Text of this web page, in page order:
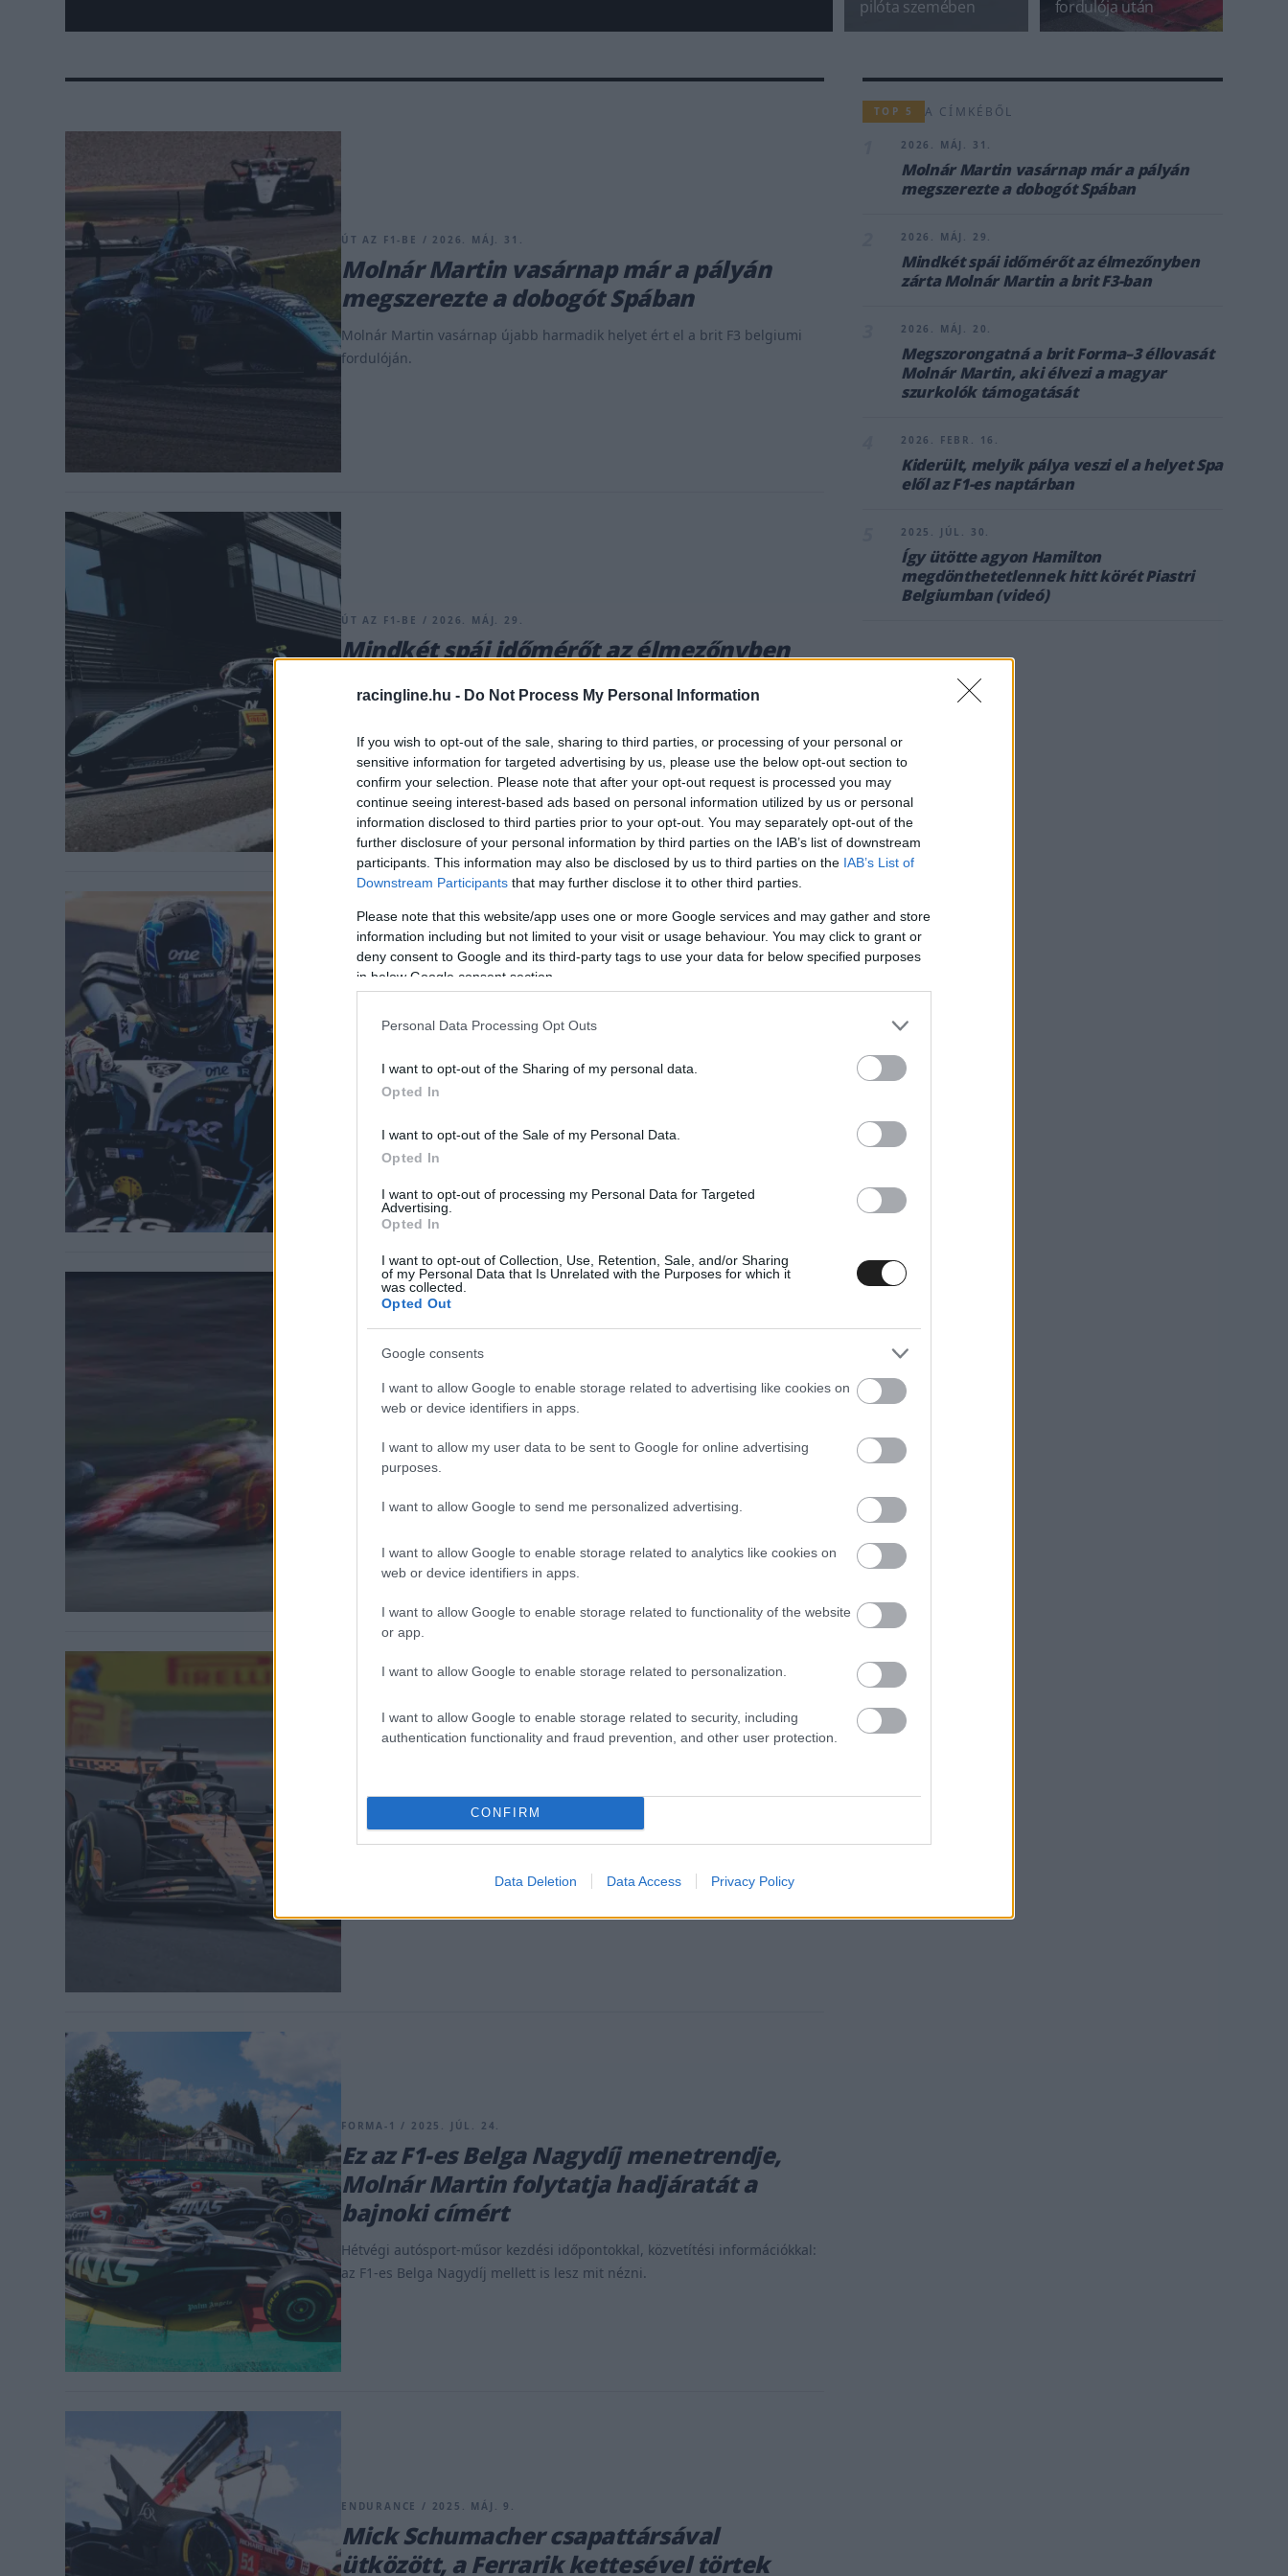
racingline.hu - Do Not Process My Personal Information
If you wish to opt-out of the sale, sharing to third parties, or processing of your personal or
sensitive information for targeted advertising by us, please use the below opt-out section to
confirm your selection. Please note that after your opt-out request is processed you may
continue seeing interest-based ads based on personal information utilized by us or personal
information disclosed to third parties prior to your opt-out. You may separately opt-out of the
further disclosure of your personal information by third parties on the IAB’s list of downstream
participants. This information may also be disclosed by us to third parties on the IAB’s List of
Downstream Participants that may further disclose it to other third parties.
Please note that this website/app uses one or more Google services and may gather and store
information including but not limited to your visit or usage behaviour. You may click to grant or
deny consent to Google and its third-party tags to use your data for below specified purposes
in below Google consent section.
Personal Data Processing Opt Outs
I want to opt-out of the Sharing of my personal data.
Opted In
I want to opt-out of the Sale of my Personal Data.
Opted In
I want to opt-out of processing my Personal Data for Targeted
Advertising.
Opted In
I want to opt-out of Collection, Use, Retention, Sale, and/or Sharing
of my Personal Data that Is Unrelated with the Purposes for which it
was collected.
Opted Out
Google consents
I want to allow Google to enable storage related to advertising like cookies on
web or device identifiers in apps.
I want to allow my user data to be sent to Google for online advertising
purposes.
I want to allow Google to send me personalized advertising.
I want to allow Google to enable storage related to analytics like cookies on
web or device identifiers in apps.
I want to allow Google to enable storage related to functionality of the website
or app.
I want to allow Google to enable storage related to personalization.
I want to allow Google to enable storage related to security, including
authentication functionality and fraud prevention, and other user protection.
CONFIRM
Data Deletion Data Access Privacy Policy
pilóta szemében fordulója után
ÚT AZ F1-BE / 2026. MÁJ. 31.
Molnár Martin vasárnap már a pályán
megszerezte a dobogót Spában
Molnár Martin vasárnap újabb harmadik helyet ért el a brit F3 belgiumi
fordulóján.
ÚT AZ F1-BE / 2026. MÁJ. 29.
Mindkét spái időmérőt az élmezőnyben
míg a másodikon az ötödik helyet szerezte meg.
Megszorongatná a brit Forma–3 éllovasát
Molnár Martin, aki élvezi a magyar
szurkolók támogatását
Bedrinnel, és már alig várja a hungaroringi fordulót.
FORMA-1 / 2026. FEBR. 16.
Kiderült, melyik pálya veszi el a helyet
Spa elől az F1-es naptárban
Kialakult a Forma–1-es versenynaptár jövőbeli rotációs rendszere, miután
a sportnak sikerült megállapodnia az egyik pályával a folytatásról.
FORMA-1 / 2025. JÚL. 30.
megdönthetetlennek hitt körét Piastri
Belgiumban (videó)
Piastri a belgiumi sprintfutam időmérőjén több mint 7 tizedmásodperccel
javította meg Hamilton 2020-as pole-körét.
FORMA-1 / 2025. JÚL. 24.
Ez az F1-es Belga Nagydíj menetrendje,
Molnár Martin folytatja hadjáratát a
bajnoki címért
Hétvégi autósport-műsor kezdési időpontokkal, közvetítési információkkal:
az F1-es Belga Nagydíj mellett is lesz mit nézni.
ENDURANCE / 2025. MÁJ. 9.
Mick Schumacher csapattársával
ütközött, a Ferrarik kettesével törtek
TOP 5 A CÍMKÉBŐL
2026. MÁJ. 31.
Molnár Martin vasárnap már a pályán
megszerezte a dobogót Spában
2026. MÁJ. 29.
Mindkét spái időmérőt az élmezőnyben
zárta Molnár Martin a brit F3-ban
2026. MÁJ. 20.
Megszorongatná a brit Forma–3 éllovasát
Molnár Martin, aki élvezi a magyar
szurkolók támogatását
2026. FEBR. 16.
Kiderült, melyik pálya veszi el a helyet Spa
elől az F1-es naptárban
2025. JÚL. 30.
Így ütötte agyon Hamilton
megdönthetetlennek hitt körét Piastri
Belgiumban (videó)